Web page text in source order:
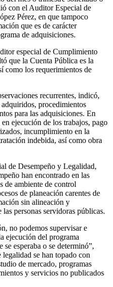
con el Auditor Especial de
Pérez, en que tampoco
que es de carácter
de adquisiciones.
especial de Cumplimiento
que la Cuenta Pública es la
como los requerimientos de
recurrentes, indicó,
procedimientos
para las adquisiciones. En
ejecución de los trabajos, pago
incumplimiento en la
indebida, así como obra
de Desempeño y Legalidad,
han encontrado en las
de ambiente de control
de planeación carentes de
sin alineación y
personas servidoras públicas.
no podemos supervisar e
ejecución del programa
esperaba o se determinó”,
se han topado con
de mercado, programas
y servicios no publicados